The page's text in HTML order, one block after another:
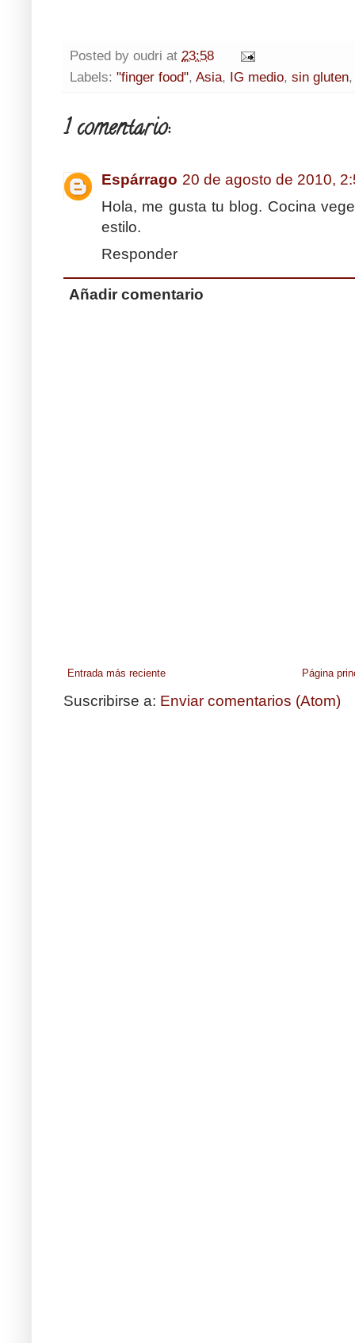
Posted by oudri at 23:58
Labels: "finger food", Asia, IG medio, sin gluten
1 comentario:
Espárrago 20 de agosto de 2010,
Hola, me gusta tu blog. Cocina
estilo.
Responder
Añadir comentario
Entrada más reciente Página
Suscribirse a: Enviar comentarios (Atom)